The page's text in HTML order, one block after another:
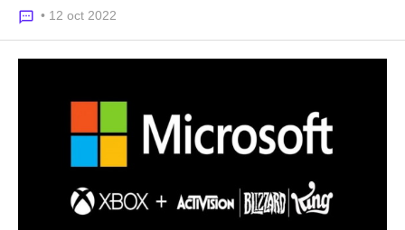
• 12 oct 2022